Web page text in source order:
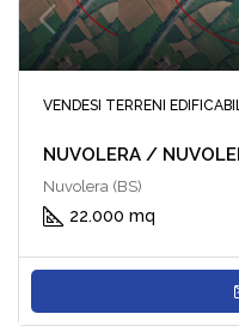
VENDESI TERRENI
NUVOLERA /
Nuvolera (BS)
22.000 mq